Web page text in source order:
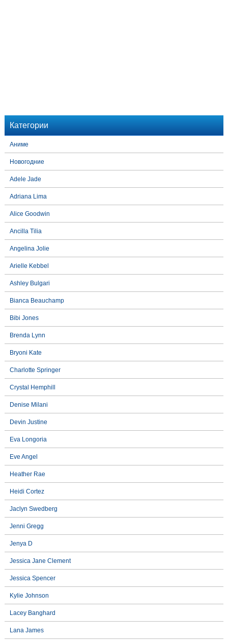
Категории
Аниме
Новогодние
Adele Jade
Adriana Lima
Alice Goodwin
Ancilla Tilia
Angelina Jolie
Arielle Kebbel
Ashley Bulgari
Bianca Beauchamp
Bibi Jones
Brenda Lynn
Bryoni Kate
Charlotte Springer
Crystal Hemphill
Denise Milani
Devin Justine
Eva Longoria
Eve Angel
Heather Rae
Heidi Cortez
Jaclyn Swedberg
Jenni Gregg
Jenya D
Jessica Jane Clement
Jessica Spencer
Kylie Johnson
Lacey Banghard
Lana James